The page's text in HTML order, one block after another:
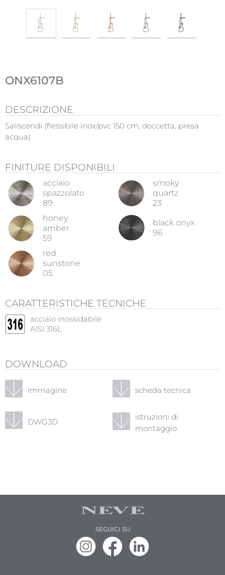
ONX6107B
DESCRIZIONE
Saliscendi (flessibile inox/pvc 150 cm, doccetta, presa
acqua)
FINITURE DISPONIBILI
acciaio
spazzolato
89
smoky
quartz
23
honey
amber
59
black onyx
96
red
sunstone
05
CARATTERISTICHE TECNICHE
acciaio inossidabile
AISI 316L
DOWNLOAD
immagine scheda tecnica
DWG3D
istruzioni di
montaggio
SEGUICI SU